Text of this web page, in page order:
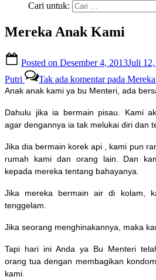
Cari untuk:
Mereka Anak Kami
Posted on Desember 4, 2013Juli
Putri
Tak ada komentarpada
Anak anak kami ya bu Menteri, ada
Dahulu jika ia bermain pisau. Kami
agar dengannya ia tak melukai diri dan
Jika dia bermain korek api , kami pun
rumah kami dan orang lain. Dan
kepada mereka tentang bahayanya.
Jika mereka bermain air di kolam,
tenggelam.
Jika seorang menghinakannya, maka
Tapi hari ini Anda ya Bu Menteri
orang tua dengan membagikan
kami.